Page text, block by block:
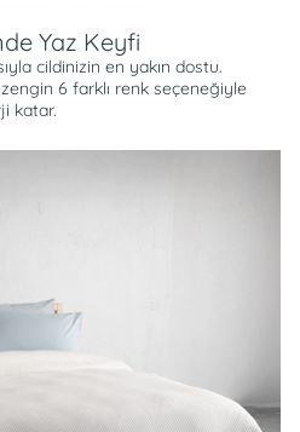
Yaz Keyfi
cildinizin en yakın dostu.
6 farklı renk seçeneğiyle
katar.